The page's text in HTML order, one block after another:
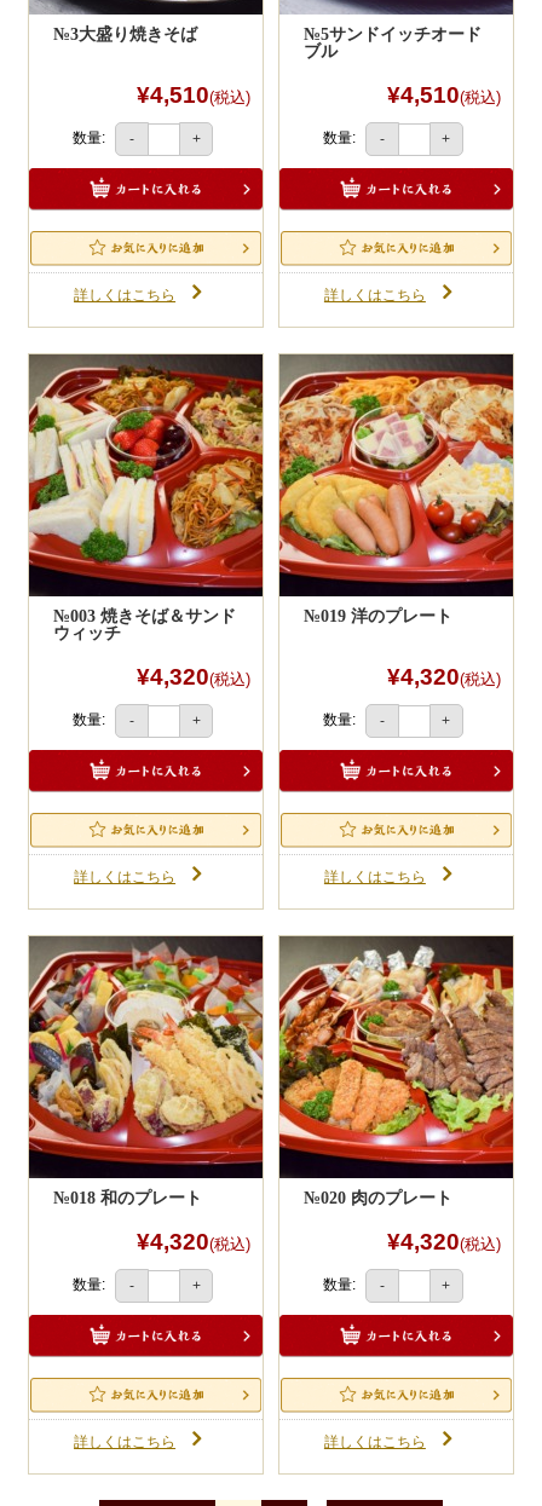
№3大盛り焼きそば
¥4,510(税込)
数量: - +
詳しくはこちら
№5サンドイッチオード
ブル
¥4,510(税込)
数量: - +
詳しくはこちら
№003 焼きそば＆サンド
ウィッチ
¥4,320(税込)
数量: - +
詳しくはこちら
№019 洋のプレート
¥4,320(税込)
数量: - +
詳しくはこちら
№018 和のプレート
¥4,320(税込)
数量: - +
詳しくはこちら
№020 肉のプレート
¥4,320(税込)
数量: - +
詳しくはこちら